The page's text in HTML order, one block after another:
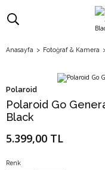
Anasayfa Fotoğraf & Kamera
Polaroid
Polaroid Go
Black
5.399,00 TL
Renk